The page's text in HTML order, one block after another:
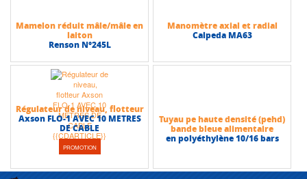
Mamelon réduit mâle/mâle en
laiton
Renson N°245L
Manomètre axial et radial
Calpeda MA63
PROMOTION
Régulateur de niveau, flotteur
Axson FLO-1 AVEC 10 METRES
DE CABLE
Tuyau pe haute densité (pehd)
bande bleue alimentaire
en polyéthylène 10/16 bars